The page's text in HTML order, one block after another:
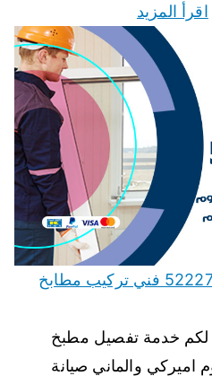
اقرأ المزيد
فني المنيوم السالمي 52227343 فني تركيب مطابخ
لكم خدمة تفصيل مطبخ
اميركي والماني صيانة